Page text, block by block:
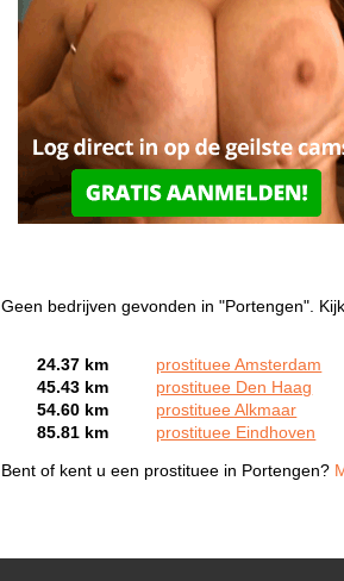
Geen bedrijven gevonden in "Portengen".
24.37 km
prostituee Amsterdam
45.43 km
prostituee Den Haag
54.60 km
prostituee Alkmaar
85.81 km
prostituee Eindhoven
Bent of kent u een prostituee in Portengen?